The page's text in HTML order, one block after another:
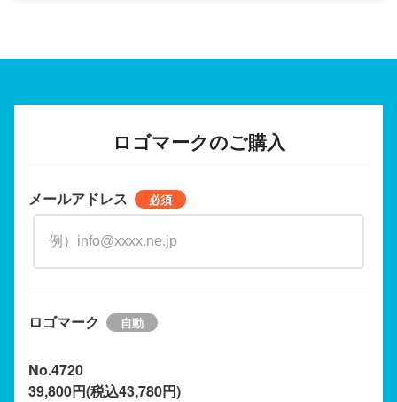
ロゴマークのご購入
メールアドレス
ロゴマーク
No.4720
39,800円(税込43,780円)